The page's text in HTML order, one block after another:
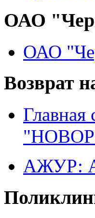
ОАО
ОАО
Возврат
Главная
АЖУР: